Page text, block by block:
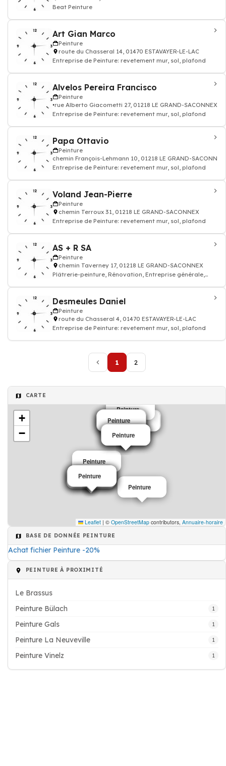
Beat Peinture
Art Gian Marco
Peinture
route du Chasseral 14, 01470 ESTAVAYER-LE-LAC
Entreprise de Peinture: revetement mur, sol, plafond
Alvelos Pereira Francisco
Peinture
rue Alberto Giacometti 27, 01218 LE GRAND-SACONNEX
Entreprise de Peinture: revetement mur, sol, plafond
Papa Ottavio
Peinture
chemin François-Lehmann 10, 01218 LE GRAND-SACONNEX
Entreprise de Peinture: revetement mur, sol, plafond
Voland Jean-Pierre
Peinture
chemin Terroux 31, 01218 LE GRAND-SACONNEX
Entreprise de Peinture: revetement mur, sol, plafond
AS + R SA
Peinture
chemin Taverney 17, 01218 LE GRAND-SACONNEX
Plâtrerie-peinture, Rénovation, Entreprise générale,
Desmeules Daniel
Peinture
route du Chasseral 4, 01470 ESTAVAYER-LE-LAC
Entreprise de Peinture: revetement mur, sol, plafond
1 2
CARTE
Peinture
Peinture
Peinture
Peinture
Peinture
Peinture
Peinture
Peinture
Peinture
Peinture
Peinture
Peinture
Peinture
Peinture
Peinture
Peinture
Peinture
Peinture
Peinture
Peinture
+
−
Leaflet | © OpenStreetMap contributors, Annuaire-horaire
BASE DE DONNÉE PEINTURE
Achat fichier Peinture -20%
PEINTURE À PROXIMITÉ
Le Brassus
Peinture Bülach
1
Peinture Gals 1
Peinture La Neuveville 1
Peinture Vinelz 1